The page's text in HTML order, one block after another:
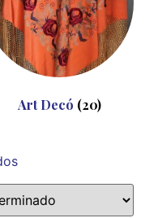
Art Decó (20)